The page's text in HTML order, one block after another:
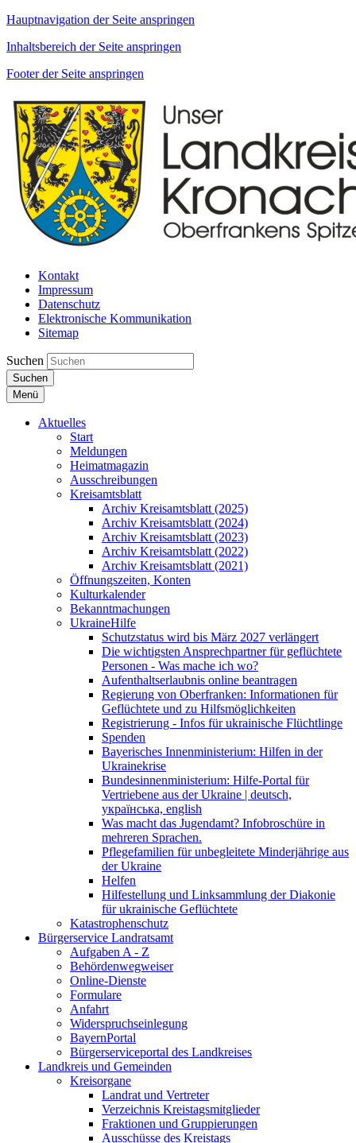
Hauptnavigation der Seite anspringen
Inhaltsbereich der Seite anspringen
Footer der Seite anspringen
Kontakt
Impressum
Datenschutz
Elektronische Kommunikation
Sitemap
Suchen
Suchen
Menü
Aktuelles
Start
Meldungen
Heimatmagazin
Ausschreibungen
Kreisamtsblatt
Archiv Kreisamtsblatt (2025)
Archiv Kreisamtsblatt (2024)
Archiv Kreisamtsblatt (2023)
Archiv Kreisamtsblatt (2022)
Archiv Kreisamtsblatt (2021)
Öffnungszeiten, Konten
Kulturkalender
Bekanntmachungen
UkraineHilfe
Schutzstatus wird bis März 2027 verlängert
Die wichtigsten Ansprechpartner für geflüchtete
Personen - Was mache ich wo?
Aufenthaltserlaubnis online beantragen
Regierung von Oberfranken: Informationen für
Geflüchtete und zu Hilfsmöglichkeiten
Registrierung - Infos für ukrainische Flüchtlinge
Spenden
Bayerisches Innenministerium: Hilfen in der
Ukrainekrise
Bundesinnenministerium: Hilfe-Portal für
Vertriebene aus der Ukraine | deutsch,
українська, english
Was macht das Jugendamt? Infobroschüre in
mehreren Sprachen.
Pflegefamilien für unbegleitete Minderjährige aus
der Ukraine
Helfen
Hilfestellung und Linksammlung der Diakonie
für ukrainische Geflüchtete
Katastrophenschutz
Bürgerservice Landratsamt
Aufgaben A - Z
Behördenwegweiser
Online-Dienste
Formulare
Anfahrt
Widerspruchseinlegung
BayernPortal
Bürgerserviceportal des Landkreises
Landkreis und Gemeinden
Kreisorgane
Landrat und Vertreter
Verzeichnis Kreistagsmitglieder
Fraktionen und Gruppierungen
Ausschüsse des Kreistags